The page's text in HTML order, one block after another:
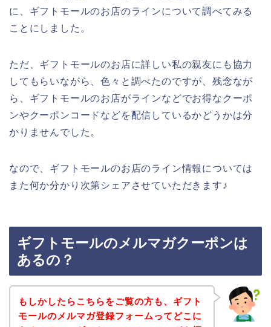
に、ギフトモールのお店のラインについて調べてみる
ことにしました。
ただ、ギフトモールのお店に詳しい私の親友にも協力
してもらいながら、色々と調べたのですが、残念なが
ら、ギフトモールのお店がラインなどでお得なクーポ
ンやクーポンコードなどを配信しているかどうかは分
かりませんでした。
なので、ギフトモールのお店のライン情報については
また何か分かり次第シェアさせていただきます♪
ギフトモールのメルマガクーポンは
あるの？
もしかしたらこちらをご覧の方も、ギフト
モールのメルマガ登録フォームってどこに